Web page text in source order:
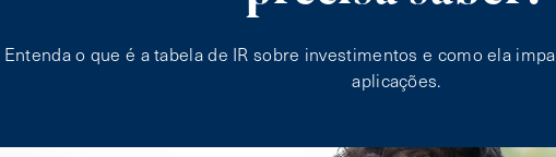
Entenda o que é a tabela de IR sobre investimentos e como ela
aplicações.